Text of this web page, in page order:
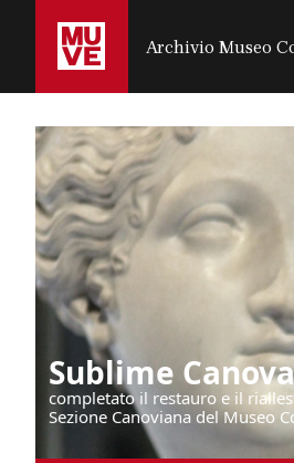
SALTA AL CONTENUTO
Archivio Museo
Sublime Canova
completato il restauro e il
Sezione Canoviana del Museo